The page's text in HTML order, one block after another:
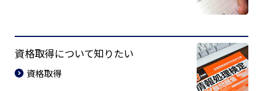
資格取得について知りたい
資格取得